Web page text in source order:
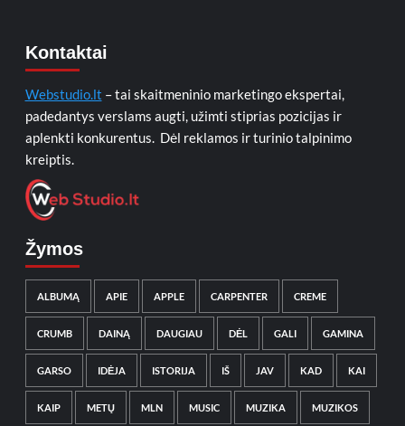
Kontaktai
Webstudio.lt – tai skaitmeninio marketingo ekspertai,
padedantys verslams augti, užimti stiprias pozicijas ir
aplenkti konkurentus. Dėl reklamos ir turinio talpinimo
kreiptis.
Žymos
ALBUMĄ APIE APPLE CARPENTER CREME
CRUMB DAINĄ DAUGIAU DĖL GALI GAMINA
GARSO IDĖJA ISTORIJA IŠ JAV KAD KAI
KAIP METŲ MLN MUSIC MUZIKA MUZIKOS